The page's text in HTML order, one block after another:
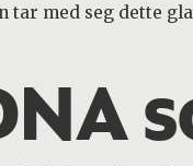
tar med seg dette